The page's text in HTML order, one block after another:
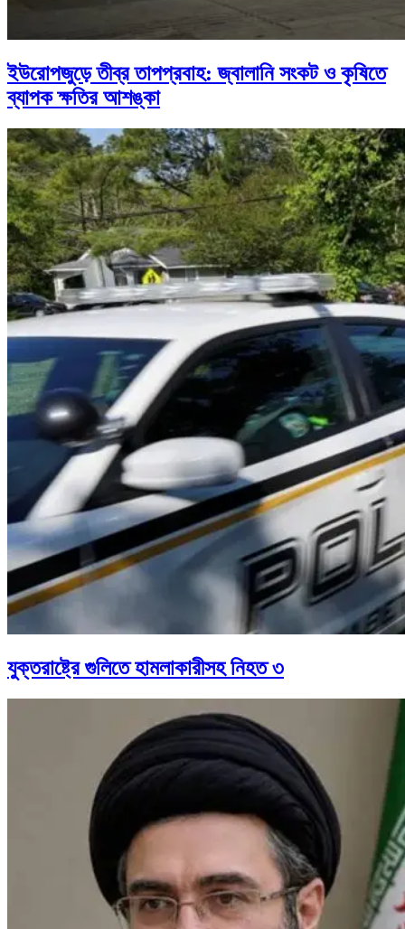
ইউরোপজুড়ে তীব্র তাপপ্রবাহ: জ্বালানি সংকট ও কৃষিতে
ব্যাপক ক্ষতির আশঙ্কা
যুক্তরাষ্ট্রে গুলিতে হামলাকারীসহ নিহত ৩